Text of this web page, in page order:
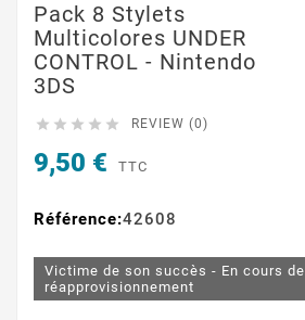
Pack 8 Stylets
Multicolores UNDER
CONTROL - Nintendo
3DS
     REVIEW (0)
9,50 € TTC
Référence:42608
Victime de son succès - En cours de
réapprovisionnement